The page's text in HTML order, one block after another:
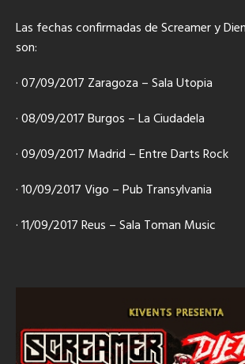
Las fechas confirmadas de Screamer y
son:
· 07/09/2017 Zaragoza – Sala Utopia
· 08/09/2017 Burgos – La Ciudadela
· 09/09/2017 Madrid – Entre Darts Rock
· 10/09/2017 Vigo – Pub Transylvania
· 11/09/2017 Reus – Sala Toman Music